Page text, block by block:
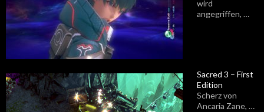
wird
angegriffen, …
Sacred 3 – First
Edition
Scherz von
Ancaria Zane, …